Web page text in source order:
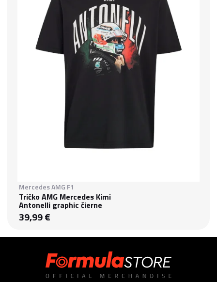
Mercedes AMG F1
Tričko AMG Mercedes Kimi
Antonelli graphic čierne
39,99 €